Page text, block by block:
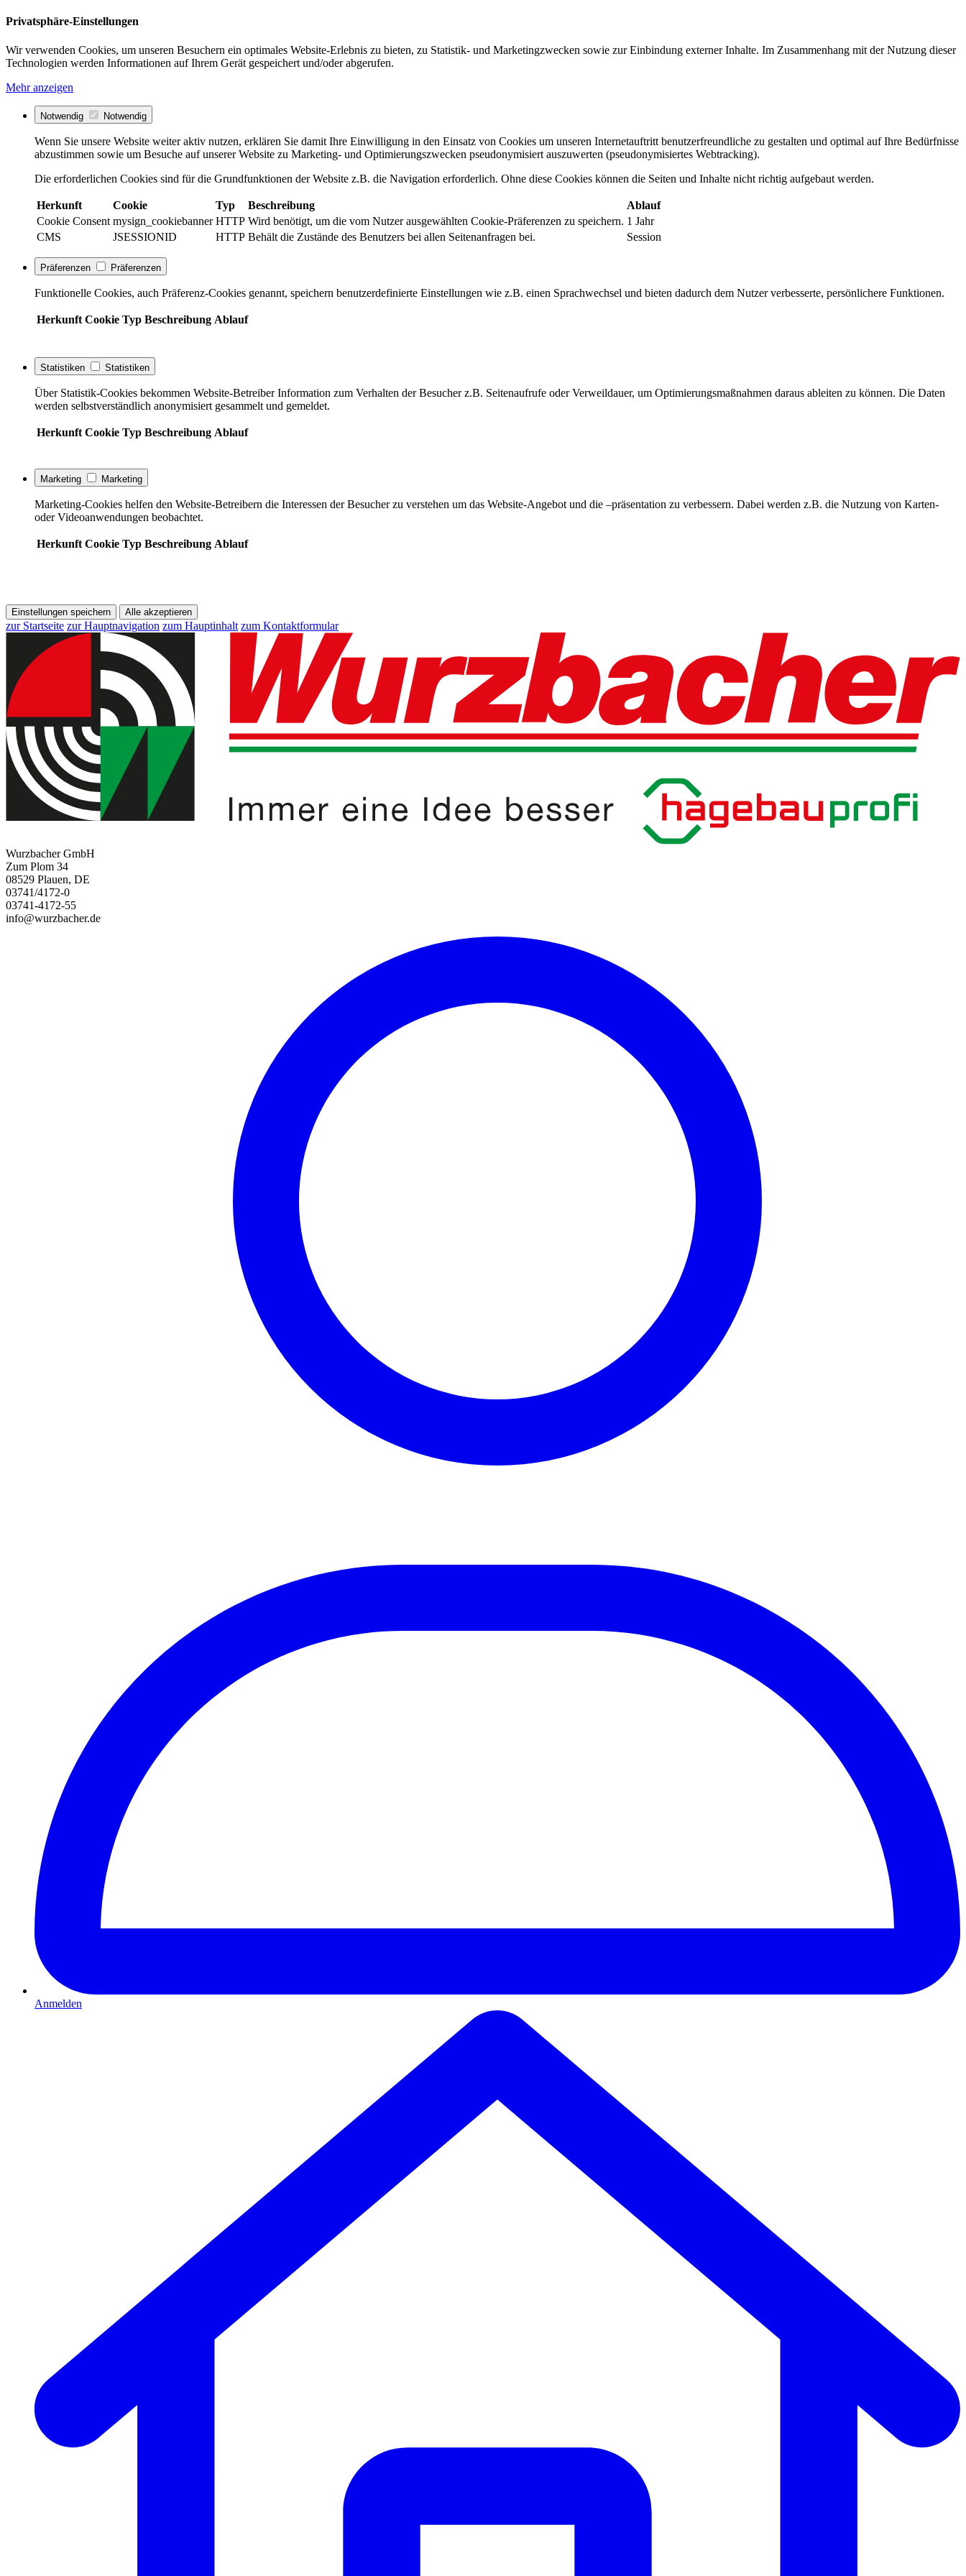
Privatsphäre-Einstellungen
Wir verwenden Cookies, um unseren Besuchern ein optimales Website-Erlebnis zu bieten, zu Statistik- und Marketingzwecken sowie zur Einbindung externer Inhalte. Im Zusammenhang mit der Nutzung dieser
Technologien werden Informationen auf Ihrem Gerät gespeichert und/oder abgerufen.
Mehr anzeigen
Notwendig Notwendig
Wenn Sie unsere Website weiter aktiv nutzen, erklären Sie damit Ihre Einwilligung in den Einsatz von Cookies um unseren Internetauftritt benutzerfreundliche zu gestalten und optimal auf Ihre Bedürfnisse
abzustimmen sowie um Besuche auf unserer Website zu Marketing- und Optimierungszwecken pseudonymisiert auszuwerten (pseudonymisiertes Webtracking).
Die erforderlichen Cookies sind für die Grundfunktionen der Website z.B. die Navigation erforderlich. Ohne diese Cookies können die Seiten und Inhalte nicht richtig aufgebaut werden.
Herkunft Cookie Typ Beschreibung
Ablauf
Cookie Consent mysign_cookiebanner HTTP Wird benötigt, um die vom Nutzer ausgewählten Cookie-Präferenzen zu speichern. 1 Jahr
CMS
JSESSIONID HTTP Behält die Zustände des Benutzers bei allen Seitenanfragen bei. Session
Präferenzen Präferenzen
Funktionelle Cookies, auch Präferenz-Cookies genannt, speichern benutzerdefinierte Einstellungen wie z.B. einen Sprachwechsel und bieten dadurch dem Nutzer verbesserte, persönlichere Funktionen.
Herkunft Cookie Typ Beschreibung Ablauf
Statistiken Statistiken
Über Statistik-Cookies bekommen Website-Betreiber Information zum Verhalten der Besucher z.B. Seitenaufrufe oder Verweildauer, um Optimierungsmaßnahmen daraus ableiten zu können. Die Daten
werden selbstverständlich anonymisiert gesammelt und gemeldet.
Herkunft Cookie Typ Beschreibung Ablauf
Marketing Marketing
Marketing-Cookies helfen den Website-Betreibern die Interessen der Besucher zu verstehen um das Website-Angebot und die –präsentation zu verbessern. Dabei werden z.B. die Nutzung von Karten-
oder Videoanwendungen beobachtet.
Herkunft Cookie Typ Beschreibung Ablauf
Einstellungen speichern Alle akzeptieren
zur Startseite zur Hauptnavigation zum Hauptinhalt zum Kontaktformular
Wurzbacher GmbH
Zum Plom 34
08529 Plauen, DE
03741/4172-0
03741-4172-55
info@wurzbacher.de
Anmelden